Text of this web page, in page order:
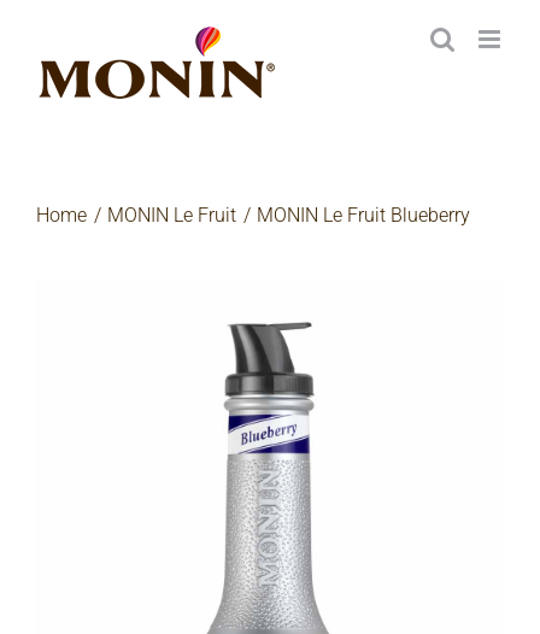
Inhalt
springen
Home MONIN Le Fruit MONIN Le Fruit Blueberry